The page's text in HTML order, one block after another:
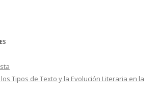
Tipos de Texto y la Evolución Literaria en la